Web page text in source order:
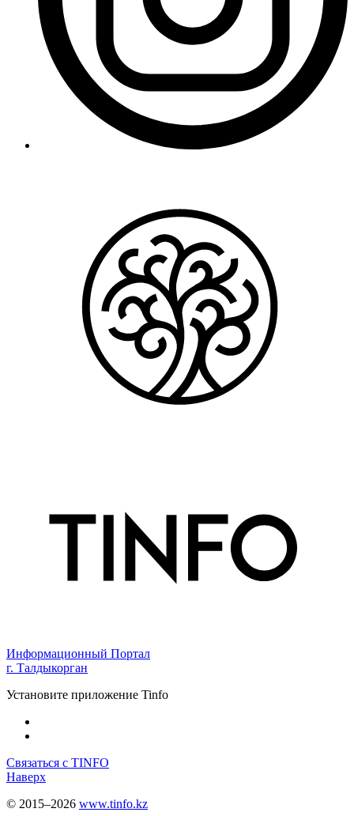
Информационный Портал
г. Талдыкорган
Установите приложение Tinfo
Связаться с TINFO
Наверх
© 2015–2026 www.tinfo.kz